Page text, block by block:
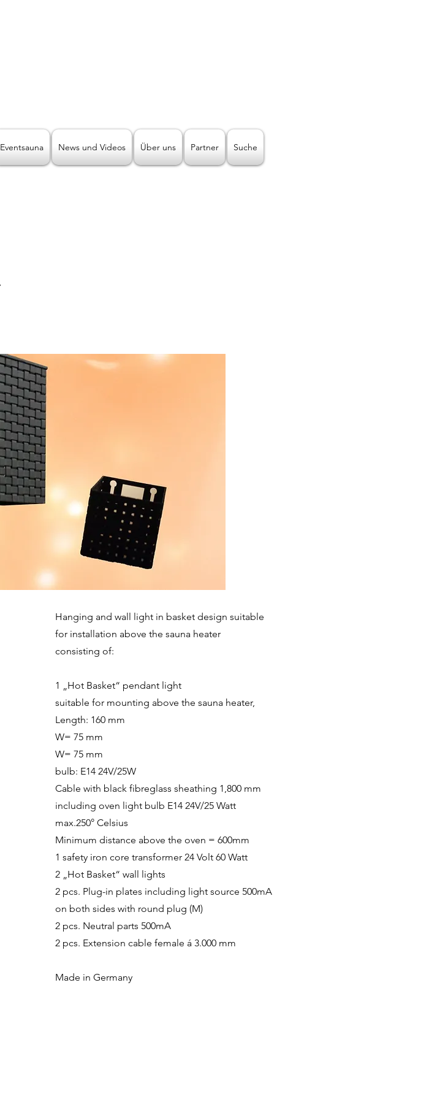
Eventsauna News und Videos Über uns Partner Suche
Hanging and wall light in basket design suitable
for installation above the sauna heater
consisting of:
1 „Hot Basket“ pendant light
suitable for mounting above the sauna heater,
Length: 160 mm
W= 75 mm
W= 75 mm
bulb: E14 24V/25W
Cable with black fibreglass sheathing 1,800 mm
including oven light bulb E14 24V/25 Watt
max.250° Celsius
Minimum distance above the oven = 600mm
1 safety iron core transformer 24 Volt 60 Watt
2 „Hot Basket“ wall lights
2 pcs. Plug-in plates including light source 500mA
on both sides with round plug (M)
2 pcs. Neutral parts 500mA
2 pcs. Extension cable female á 3.000 mm
Made in Germany